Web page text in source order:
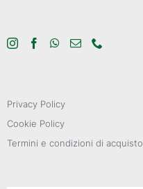
Privacy Policy
Cookie Policy
Termini e condizioni di acquisto